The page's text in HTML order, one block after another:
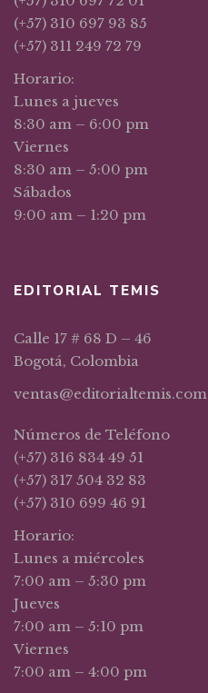
(+57) 310 697 93 85
(+57) 311 249 72 79
Horario:
Lunes a jueves
8:30 am – 6:00 pm
Viernes
8:30 am – 5:00 pm
Sábados
9:00 am – 1:20 pm
EDITORIAL TEMIS
Calle 17 # 68 D – 46
Bogotá, Colombia
ventas@editorialtemis.com
Números de Teléfono
(+57) 316 834 49 51
(+57) 317 504 32 83
(+57) 310 699 46 91
Horario:
Lunes a miércoles
7:00 am – 5:30 pm
Jueves
7:00 am – 5:10 pm
Viernes
7:00 am – 4:00 pm